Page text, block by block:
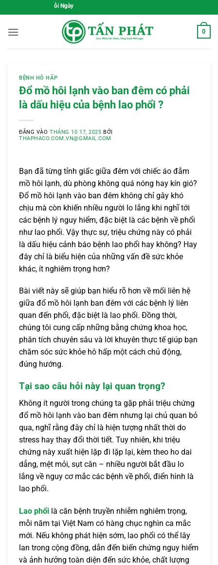
qua
nội
0
BỆNH HÔ HẤP
Đổ mồ hôi lạnh vào ban đêm có phải
là dấu hiệu của bệnh lao phổi ?
ĐĂNG VÀOTHÁNG 10 17, 2025 BỞI
THAPHACO.COM.VN@GMAIL.COM
Bạn đã từng tỉnh giấc giữa đêm với chiếc áo đẫm
mồ hôi lạnh, dù phòng không quá nóng hay kín gió?
Đổ mồ hôi lạnh vào ban đêm không chỉ gây khó
chịu mà còn khiến nhiều người lo lắng khi nghĩ tới
các bệnh lý nguy hiểm, đặc biệt là các bệnh về phổi
như lao phổi. Vậy thực sự, triệu chứng này có phải
là dấu hiệu cảnh báo bệnh lao phổi hay không? Hay
đây chỉ là biểu hiện của những vấn đề sức khỏe
khác, ít nghiêm trọng hơn?
Bài viết này sẽ giúp bạn hiểu rõ hơn về mối liên hệ
giữa đổ mồ hôi lạnh ban đêm với các bệnh lý liên
quan đến phổi, đặc biệt là lao phổi. Đồng thời,
chúng tôi cung cấp những bằng chứng khoa học,
phân tích chuyên sâu và lời khuyên thực tế giúp bạn
chăm sóc sức khỏe hô hấp một cách chủ động,
đúng hướng.
Tại sao câu hỏi này lại quan trọng?
Không ít người trong chúng ta gặp phải triệu chứng
đổ mồ hôi lạnh vào ban đêm nhưng lại chủ quan bỏ
qua, nghĩ rằng đây chỉ là hiện tượng nhất thời do
stress hay thay đổi thời tiết. Tuy nhiên, khi triệu
chứng này xuất hiện lặp đi lặp lại, kèm theo ho dai
dẳng, mệt mỏi, sụt cân – nhiều người bắt đầu lo
lắng về nguy cơ mắc các bệnh về phổi, điển hình là
lao phổi.
Lao phổi là căn bệnh truyền nhiễm nghiêm trọng,
mỗi năm tại Việt Nam có hàng chục nghìn ca mắc
mới. Nếu không phát hiện sớm, lao phổi có thể lây
lan trong cộng đồng, dẫn đến biến chứng nguy hiểm
và ảnh hưởng toàn diện đến sức khỏe, chất lượng